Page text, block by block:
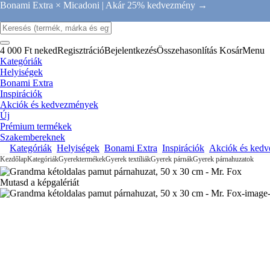
Bonami Extra × Micadoni | Akár 25% kedvezmény →
4 000 Ft nekedRegisztrációBejelentkezésÖsszehasonlítás KosárMenu
Kategóriák
Helyiségek
Bonami Extra
Inspirációk
Akciók és kedvezmények
Új
Prémium termékek
Szakembereknek
Kategóriák Helyiségek Bonami Extra Inspirációk Akciók és
KezdőlapKategóriákGyerektermékekGyerek textíliákGyerek párnákGyerek párnahuzatok
Mutasd a képgalériát